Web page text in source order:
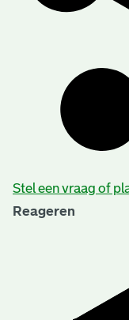
Stel een vraag of
Reageren